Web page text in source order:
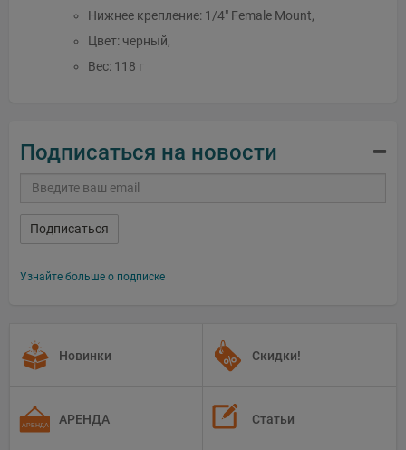
Нижнее крепление: 1/4" Female Mount,
Цвет: черный,
Вес: 118 г
Подписаться на новости
Подписаться
Узнайте больше о подписке
Новинки Скидки!
АРЕНДА Статьи